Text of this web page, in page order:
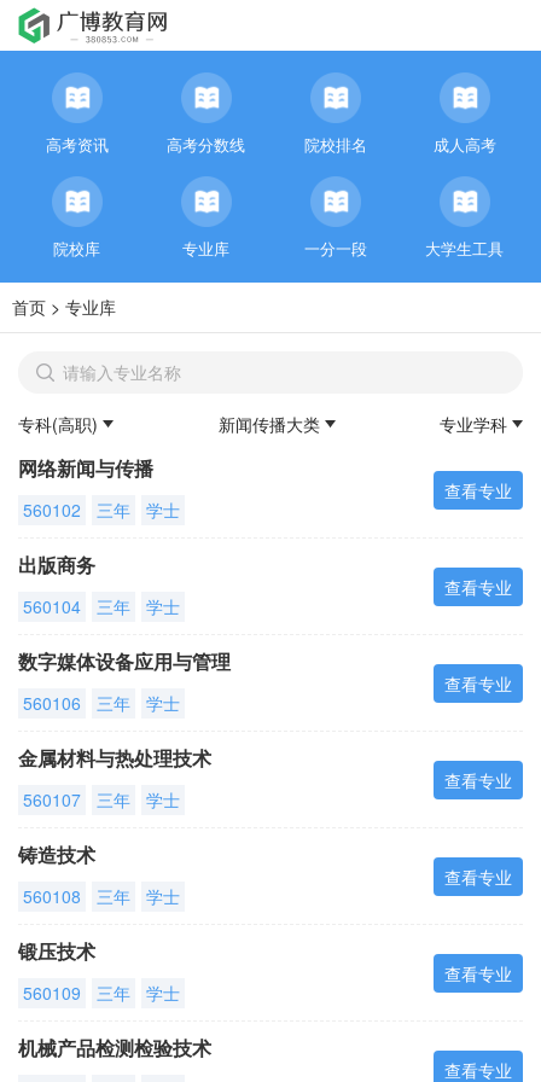
高考资讯 高考分数线 院校排名 成人高考
院校库 专业库 一分一段 大学生工具
首页 > 专业库
专科(高职) 新闻传播大类 专业学科
网络新闻与传播
560102 三年 学士
查看专业
出版商务
560104 三年 学士
查看专业
数字媒体设备应用与管理
560106 三年 学士
查看专业
金属材料与热处理技术
560107 三年 学士
查看专业
铸造技术
560108 三年 学士
查看专业
锻压技术
560109 三年 学士
查看专业
机械产品检测检验技术
查看专业